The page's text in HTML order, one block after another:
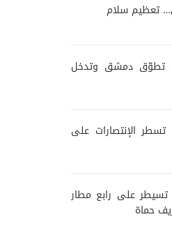
تعظيم سلام
تطوّق دمشق وتدخل
تسطر الإنتصارات على
تسيطر على رابع مطار
حماة